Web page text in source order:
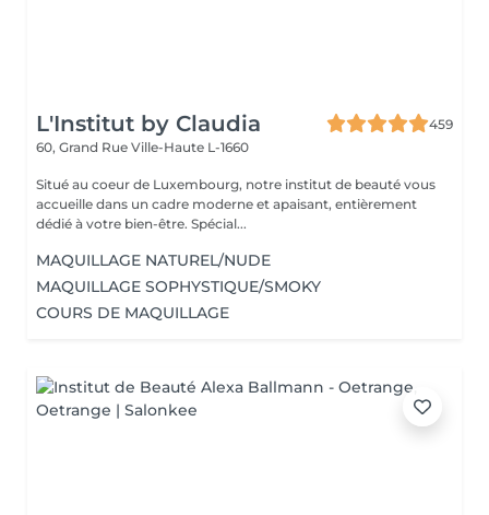
L'Institut by Claudia
459
60, Grand Rue Ville-Haute L-1660
Situé au coeur de Luxembourg, notre institut de beauté vous
accueille dans un cadre moderne et apaisant, entièrement
dédié à votre bien-être. Spécial...
MAQUILLAGE NATUREL/NUDE
MAQUILLAGE SOPHYSTIQUE/SMOKY
COURS DE MAQUILLAGE